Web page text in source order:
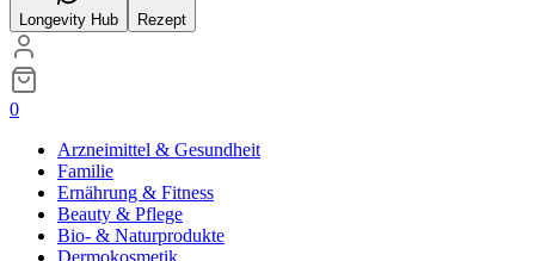
Longevity Hub Rezept
0
Arzneimittel & Gesundheit
Familie
Ernährung & Fitness
Beauty & Pflege
Bio- & Naturprodukte
Dermokosmetik